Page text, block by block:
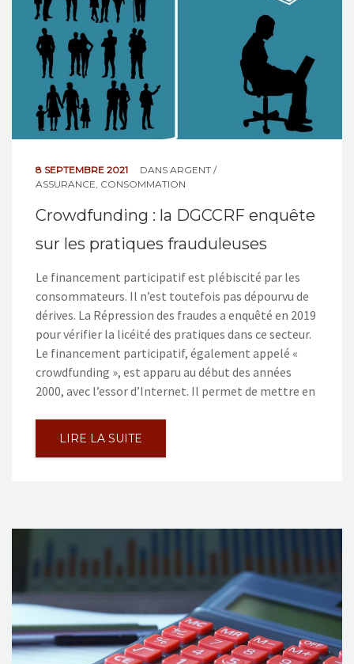
8 SEPTEMBRE 2021 DANS ARGENT /
ASSURANCE CONSOMMATION
Crowdfunding : la DGCCRF enquête
sur les pratiques frauduleuses
Le financement participatif est plébiscité par les
consommateurs. Il n’est toutefois pas dépourvu de
dérives. La Répression des fraudes a enquêté en 2019
pour vérifier la licéité des pratiques dans ce secteur.
Le financement participatif, également appelé «
crowdfunding », est apparu au début des années
2000, avec l’essor d’Internet. Il permet de mettre en
LIRE LA SUITE